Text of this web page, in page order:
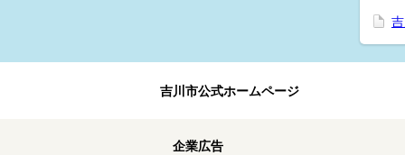
吉川市公式ホームページ
企業広告